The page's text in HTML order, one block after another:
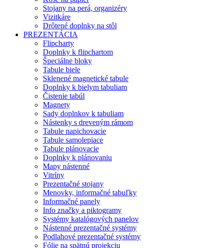
Stojany na perá, organizéry
Vizitkáre
Drôtené doplnky na stôl
PREZENTÁCIA
Flipcharty
Doplnky k flipchartom
Špeciálne bloky
Tabule biele
Sklenené magnetické tabule
Doplnky k bielym tabuliam
Čistenie tabúl
Magnety
Sady doplnkov k tabuliam
Nástenky s dreveným rámom
Tabule napichovacie
Tabule samolepiace
Tabule plánovacie
Doplnky k plánovaniu
Mapy nástenné
Vitríny
Prezentačné stojany
Menovky, informačné tabuľky
Informačné panely
Info značky a piktogramy
Systémy katalógových panelov
Nástenné prezentačné systémy
Podlahové prezentačné systémy
Fólie na spätnú projekciu